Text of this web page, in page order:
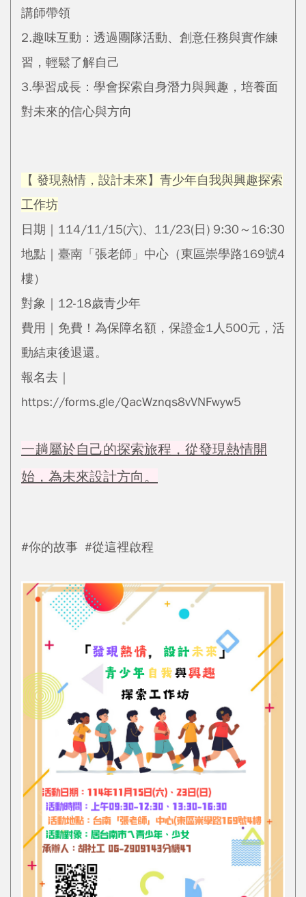
講師帶領
2.趣味互動：透過團隊活動、創意任務與實作練
習，輕鬆了解自己
3.學習成長：學會探索自身潛力與興趣，培養面
對未來的信心與方向
【 發現熱情，設計未來】青少年自我與興趣探索
工作坊
日期｜114/11/15(六)、11/23(日) 9:30～16:30
地點｜臺南「張老師」中心（東區崇學路169號4
樓）
對象｜12-18歲青少年
費用｜免費！為保障名額，保證金1人500元，活
動結束後退還。
報名去｜
https://forms.gle/QacWznqs8vVNFwyw5
一趟屬於自己的探索旅程，從發現熱情開
始，為未來設計方向。
#你的故事 #從這裡啟程